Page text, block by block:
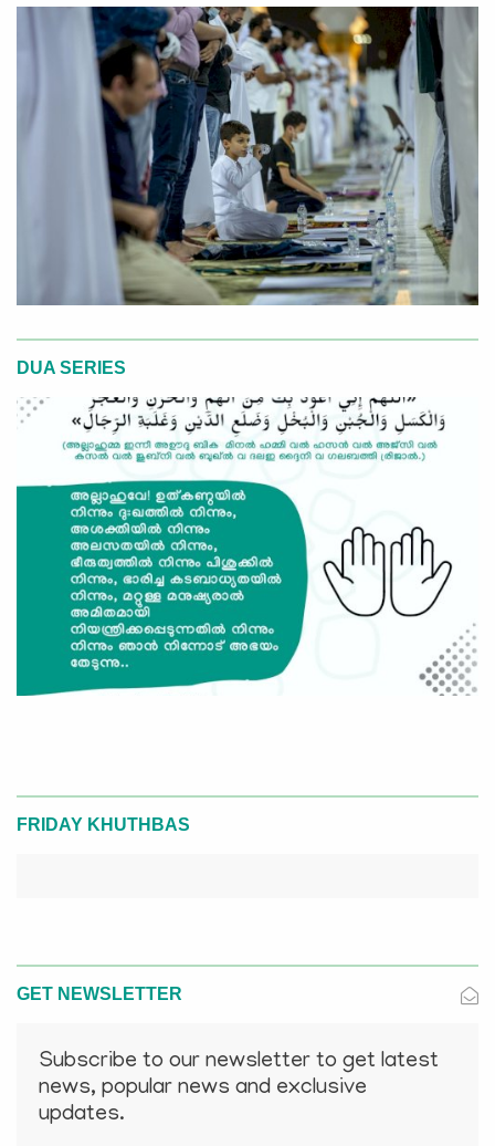
DUA SERIES
FRIDAY KHUTHBAS
GET NEWSLETTER
Subscribe to our newsletter to get latest
news, popular news and exclusive
updates.